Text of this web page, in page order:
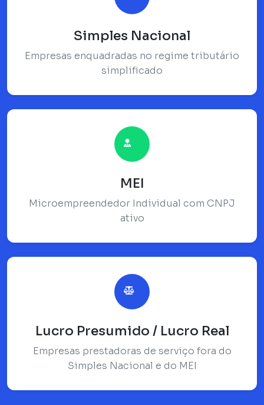
Simples Nacional
Empresas enquadradas no regime tributário
simplificado
MEI
Microempreendedor Individual com CNPJ
ativo
Lucro Presumido / Lucro Real
Empresas prestadoras de serviço fora do
Simples Nacional e do MEI